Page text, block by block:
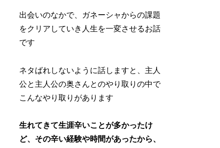
出会いのなかで、ガネーシャからの課題
をクリアしていき人生を一変させるお話
です
ネタばれしないように話しますと、主人
公と主人公の奥さんとのやり取りの中で
こんなやり取りがあります
生れてきて生涯辛いことが多かったけ
ど、その辛い経験や時間があったから、